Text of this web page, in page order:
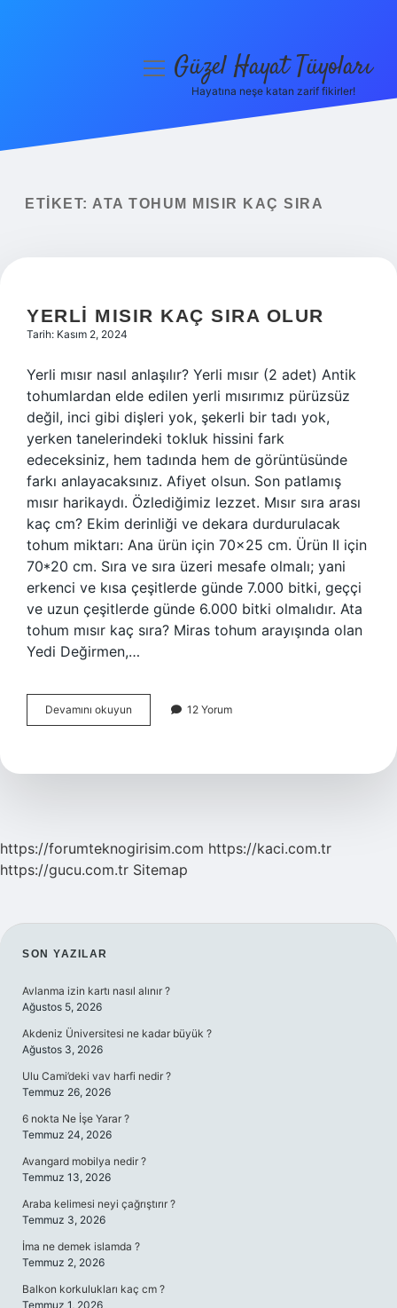
Yasal Uyarı
menüyüGüzel Hayat Tüyoları
Hayatına neşe katan zarif fikirler!
ETIKET: ATA TOHUM MISIR KAÇ SIRA
YERLI MISIR KAÇ SIRA OLUR
Tarih: Kasım 2, 2024
Yerli mısır nasıl anlaşılır? Yerli mısır (2 adet) Antik
tohumlardan elde edilen yerli mısırımız pürüzsüz
değil, inci gibi dişleri yok, şekerli bir tadı yok,
yerken tanelerindeki tokluk hissini fark
edeceksiniz, hem tadında hem de görüntüsünde
farkı anlayacaksınız. Afiyet olsun. Son patlamış
mısır harikaydı. Özlediğimiz lezzet. Mısır sıra arası
kaç cm? Ekim derinliği ve dekara durdurulacak
tohum miktarı: Ana ürün için 70×25 cm. Ürün II için
70*20 cm. Sıra ve sıra üzeri mesafe olmalı; yani
erkenci ve kısa çeşitlerde günde 7.000 bitki, geççi
ve uzun çeşitlerde günde 6.000 bitki olmalıdır. Ata
tohum mısır kaç sıra? Miras tohum arayışında olan
Yedi Değirmen,…
Devamını okuyun
Mısır
Olur
12 Yorum
https://forumteknogirisim.com https://kaci.com.tr
https://gucu.com.tr Sitemap
SIDEBAR
SON YAZILAR
Avlanma izin kartı nasıl alınır ?
Ağustos 5, 2026
Akdeniz Üniversitesi ne kadar büyük ?
Ağustos 3, 2026
Ulu Cami’deki vav harfi nedir ?
Temmuz 26, 2026
6 nokta Ne İşe Yarar ?
Temmuz 24, 2026
Avangard mobilya nedir ?
Temmuz 13, 2026
Araba kelimesi neyi çağrıştırır ?
Temmuz 3, 2026
İma ne demek islamda ?
Temmuz 2, 2026
Balkon korkulukları kaç cm ?
Temmuz 1, 2026